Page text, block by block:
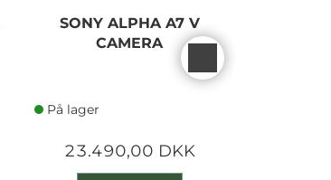
SONY ALPHA A7 V
CAMERA
På lager
23.490,00 DKK